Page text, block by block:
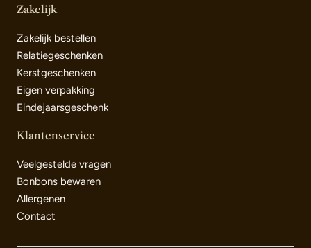
Zakelijk
Zakelijk bestellen
Relatiegeschenken
Kerstgeschenken
Eigen verpakking
Eindejaarsgeschenk
Klantenservice
Veelgestelde vragen
Bonbons bewaren
Allergenen
Contact